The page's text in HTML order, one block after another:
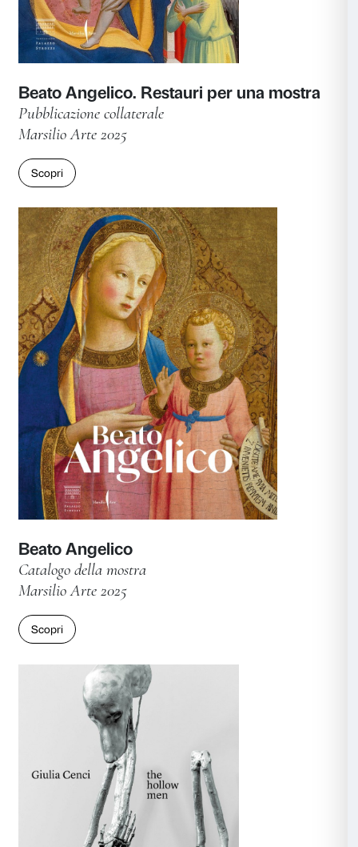
KAWS. THE MESSAGE
Catalogo dell’installazione
Marsilio Arte 2025
Scopri
Beato Angelico. Restauri per
Pubblicazione collaterale